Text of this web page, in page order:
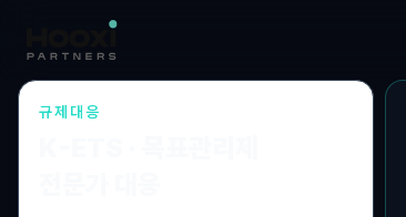
규제대응